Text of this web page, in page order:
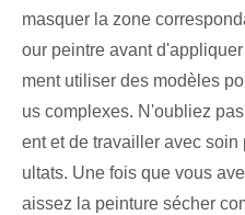
masquer la zone
our peintre avant
ment utiliser des modèles
us complexes. N'oubliez
ent et de travailler avec
ultats. Une fois que vous
aissez la peinture sécher